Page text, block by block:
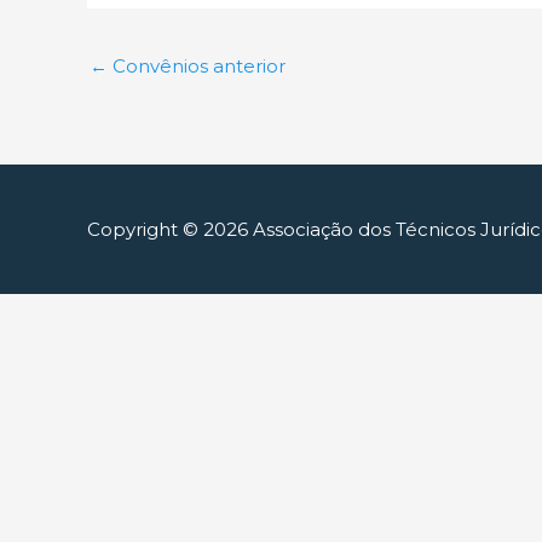
← Convênios anterior
Copyright © 2026 Associação dos Técnicos